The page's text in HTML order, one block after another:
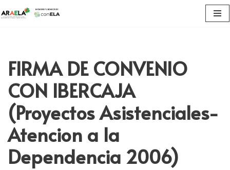
FIRMA DE CONVENIO
CON IBERCAJA
(Proyectos Asistenciales-
Atencion a la
Dependencia 2006)